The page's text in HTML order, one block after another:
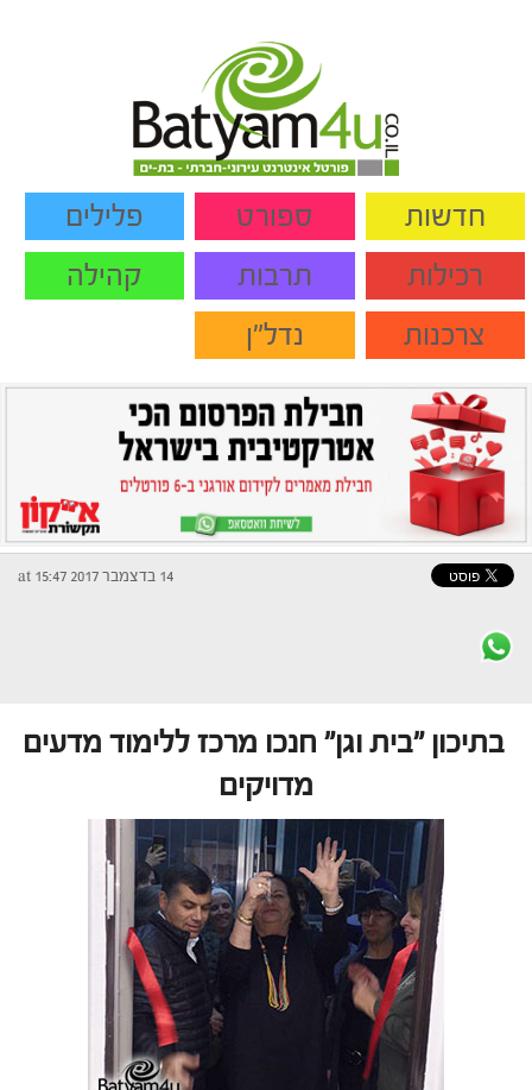
חדשות ספורט
פלילים
רכילות
תרבות
קהילה
צרכנות
נדל"ן
14 בדצמבר 2017 at 15:47
בתיכון "בית וגן" חנכו מרכז ללימוד מדעים
מדויקים